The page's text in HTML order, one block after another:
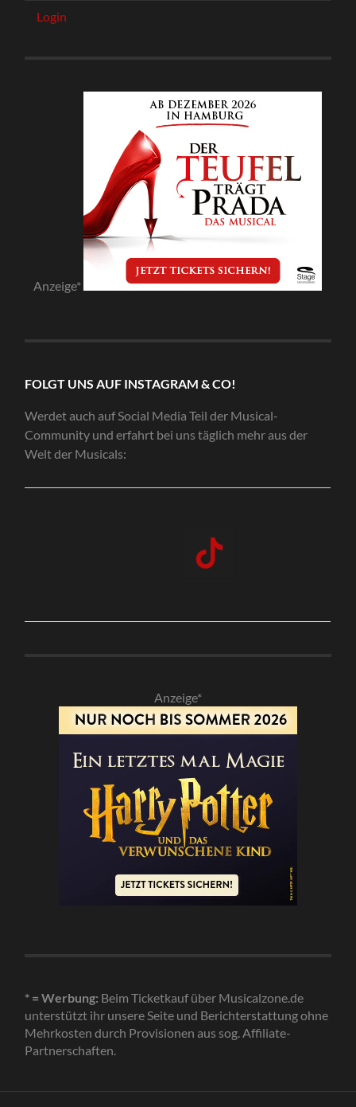
Login
Anzeige*
FOLGT UNS AUF INSTAGRAM & CO!
Werdet auch auf Social Media Teil der Musical-
Community und erfahrt bei uns täglich mehr aus der
Welt der Musicals:
Anzeige*
* = Werbung: Beim Ticketkauf über Musicalzone.de
unterstützt ihr unsere Seite und Berichterstattung ohne
Mehrkosten durch Provisionen aus sog. Affiliate-
Partnerschaften.